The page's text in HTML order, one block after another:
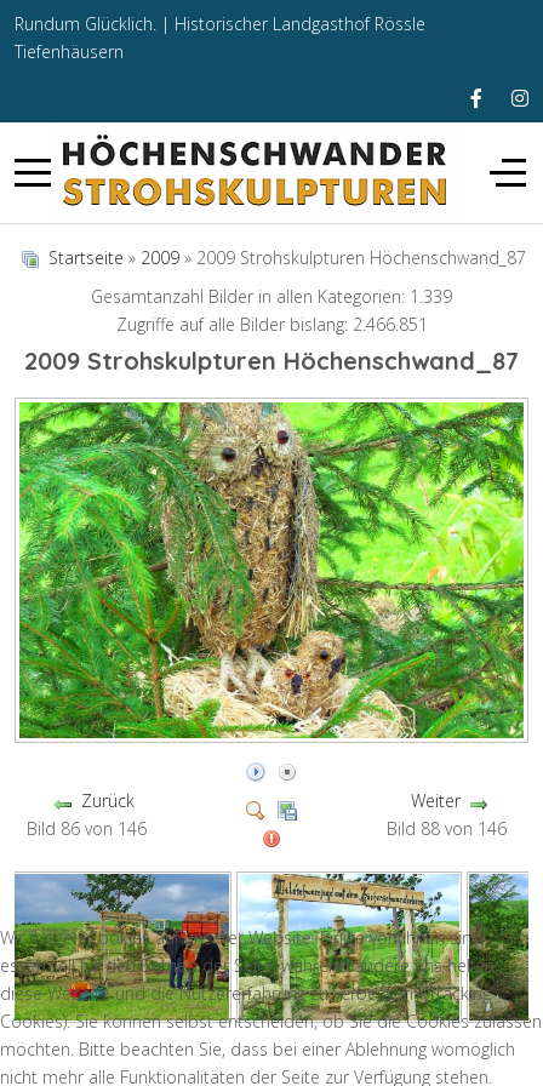
Rundum Glücklich. | Historischer Landgasthof Rössle
Tiefenhäusern
Startseite » 2009 » 2009 Strohskulpturen Höchenschwand_87
Gesamtanzahl Bilder in allen Kategorien: 1.339
Zugriffe auf alle Bilder bislang: 2.466.851
2009 Strohskulpturen Höchenschwand_87
Zurück
Bild 86 von 146
Weiter
Bild 88 von 146
Wir nutzen Cookies auf unserer Website. Einige von ihnen sind
essenziell für den Betrieb der Seite, während andere uns helfen,
diese Website und die Nutzererfahrung zu verbessern (Tracking
Cookies). Sie können selbst entscheiden, ob Sie die Cookies zulassen
möchten. Bitte beachten Sie, dass bei einer Ablehnung womöglich
nicht mehr alle Funktionalitäten der Seite zur Verfügung stehen.